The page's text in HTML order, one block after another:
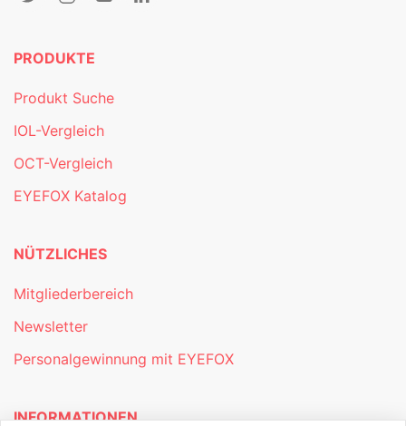
PRODUKTE
Produkt Suche
IOL-Vergleich
OCT-Vergleich
EYEFOX Katalog
NÜTZLICHES
Mitgliederbereich
Newsletter
Personalgewinnung mit EYEFOX
INFORMATIONEN